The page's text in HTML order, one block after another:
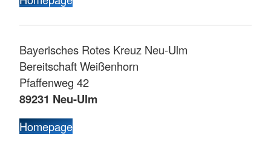
Bayerisches Rotes Kreuz Neu-Ulm
Bereitschaft Weißenhorn
Pfaffenweg 42
89231 Neu-Ulm
Homepage